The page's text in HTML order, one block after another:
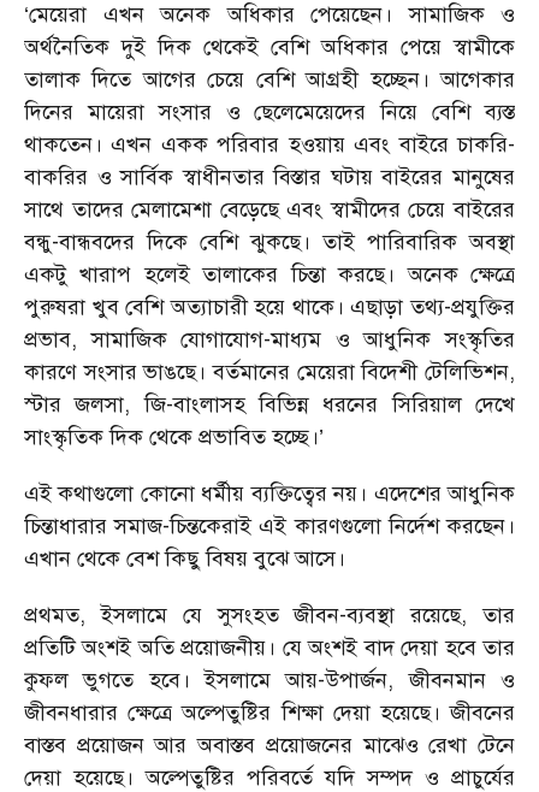
‘মেয়েরা এখন অনেক অধিকার পেয়েছেন। সামাজিক ও
অর্থনৈতিক দুই দিক থেকেই বেশি অধিকার পেয়ে স্বামীকে
তালাক দিতে আগের চেয়ে বেশি আগ্রহী হচ্ছেন। আগেকার
দিনের মায়েরা সংসার ও ছেলেমেয়েদের নিয়ে বেশি ব্যস্ত
থাকতেন। এখন একক পরিবার হওয়ায় এবং বাইরে চাকরি-
বাকরির ও সার্বিক স্বাধীনতার বিস্তার ঘটায় বাইরের মানুষের
সাথে তাদের মেলামেশা বেড়েছে এবং স্বামীদের চেয়ে বাইরের
বন্ধু-বান্ধবদের দিকে বেশি ঝুকছে। তাই পারিবারিক অবস্থা
একটু খারাপ হলেই তালাকের চিন্তা করছে। অনেক ক্ষেত্রে
পুরুষরা খুব বেশি অত্যাচারী হয়ে থাকে। এছাড়া তথ্য-প্রযুক্তির
প্রভাব, সামাজিক যোগাযোগ-মাধ্যম ও আধুনিক সংস্কৃতির
কারণে সংসার ভাঙছে। বর্তমানের মেয়েরা বিদেশী টেলিভিশন,
স্টার জলসা, জি-বাংলাসহ বিভিন্ন ধরনের সিরিয়াল দেখে
সাংস্কৃতিক দিক থেকে প্রভাবিত হচ্ছে।’
এই কথাগুলো কোনো ধর্মীয় ব্যক্তিত্বের নয়। এদেশের আধুনিক
চিন্তাধারার সমাজ-চিন্তকেরাই এই কারণগুলো নির্দেশ করছেন।
এখান থেকে বেশ কিছু বিষয় বুঝে আসে।
প্রথমত, ইসলামে যে সুসংহত জীবন-ব্যবস্থা রয়েছে, তার
প্রতিটি অংশই অতি প্রয়োজনীয়। যে অংশই বাদ দেয়া হবে তার
কুফল ভুগতে হবে। ইসলামে আয়-উপার্জন, জীবনমান ও
জীবনধারার ক্ষেত্রে অল্পেতুষ্টির শিক্ষা দেয়া হয়েছে। জীবনের
বাস্তব প্রয়োজন আর অবাস্তব প্রয়োজনের মাঝেও রেখা টেনে
দেয়া হয়েছে। অল্পেতুষ্টির পরিবর্তে যদি সম্পদ ও প্রাচুর্যের